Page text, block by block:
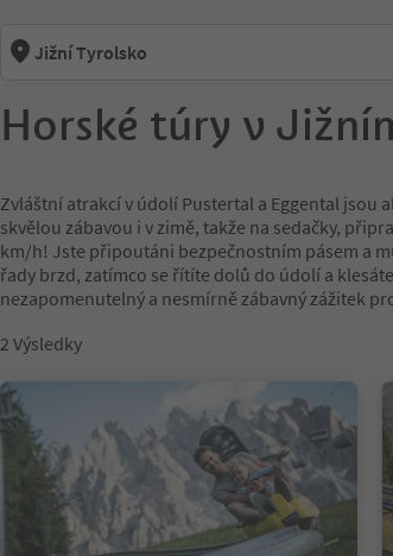
Jižní Tyrolsko
Horské túry v
Zvláštní atrakcí v údolí Pustertal a Eggental jsou
skvělou zábavou i v zimě, takže na sedačky,
km/h! Jste připoutáni bezpečnostním pásem a
řady brzd, zatímco se řítíte dolů do údolí a
nezapomenutelný a nesmírně zábavný zážitek
2 Výsledky